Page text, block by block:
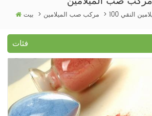
بيت > مركب صب الميلامين >
فئات